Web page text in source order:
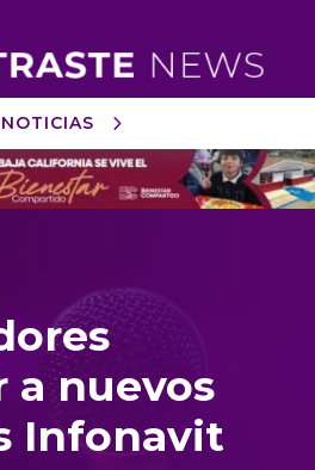
NOTICIAS
a nuevos
Infonavit